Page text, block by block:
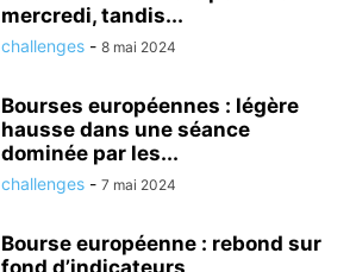
mercredi, tandis...
challenges - 8 mai 2024
Bourses européennes : légère
hausse dans une séance
dominée par les...
challenges - 7 mai 2024
Bourse européenne : rebond sur
fond d’indicateurs